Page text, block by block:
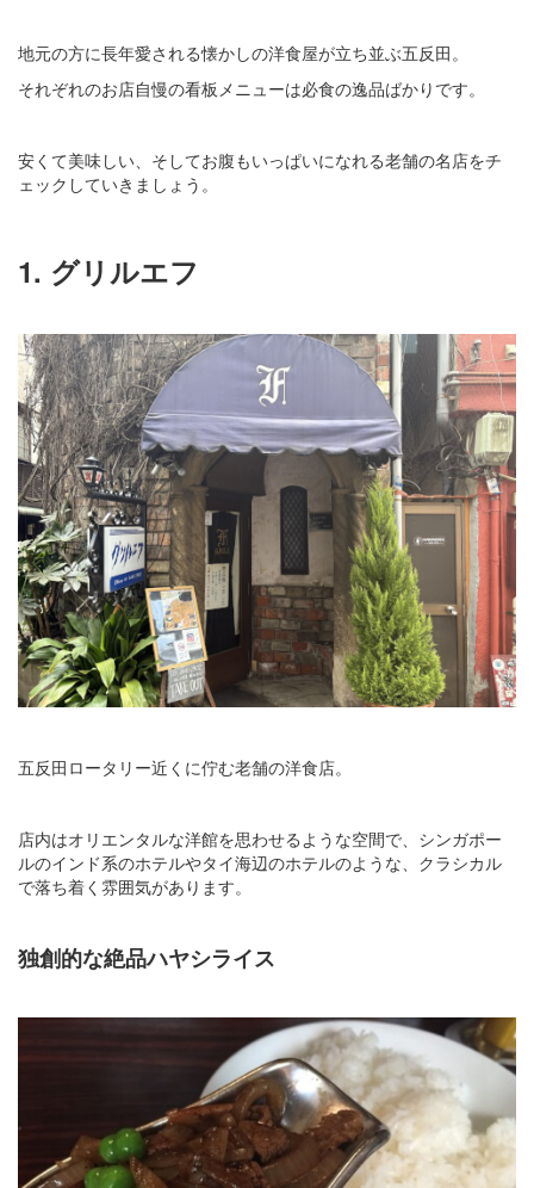
地元の方に長年愛される懐かしの洋食屋が立ち並ぶ五反田。
それぞれのお店自慢の看板メニューは必食の逸品ばかりです。
安くて美味しい、そしてお腹もいっぱいになれる老舗の名店をチ
ェックしていきましょう。
1. グリルエフ
五反田ロータリー近くに佇む老舗の洋食店。
店内はオリエンタルな洋館を思わせるような空間で、シンガポー
ルのインド系のホテルやタイ海辺のホテルのような、クラシカル
で落ち着く雰囲気があります。
独創的な絶品ハヤシライス